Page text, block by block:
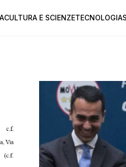
CULTURA E SCIENZETECNOLOGIA